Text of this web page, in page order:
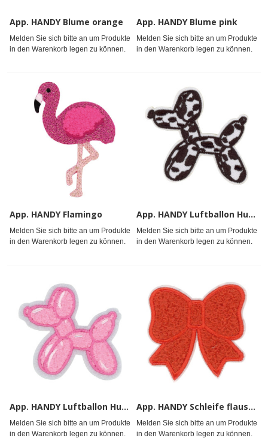
App. HANDY Blume orange
Melden Sie sich bitte an um Produkte
in den Warenkorb legen zu können.
App. HANDY Blume pink
Melden Sie sich bitte an um Produkte
in den Warenkorb legen zu können.
App. HANDY Flamingo
Melden Sie sich bitte an um Produkte
in den Warenkorb legen zu können.
App. HANDY Luftballon Hund gepunktet
Melden Sie sich bitte an um Produkte
in den Warenkorb legen zu können.
App. HANDY Luftballon Hund rosa fluffy
Melden Sie sich bitte an um Produkte
in den Warenkorb legen zu können.
App. HANDY Schleife flauschig orange
Melden Sie sich bitte an um Produkte
in den Warenkorb legen zu können.